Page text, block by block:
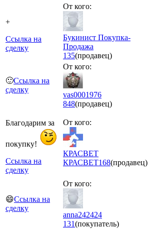
+
Ссылка на
сделку
От кого:
Букинист Покупка-
Продажа
135(продавец)
🙂Ссылка на
сделку
От кого:
vas0001976
848(продавец)
Благодарим за
покупку!
Ссылка на
сделку
От кого:
КРАСВЕТ
КРАСВЕТ168(продавец)
😄Ссылка на
сделку
От кого:
anna242424
131(покупатель)